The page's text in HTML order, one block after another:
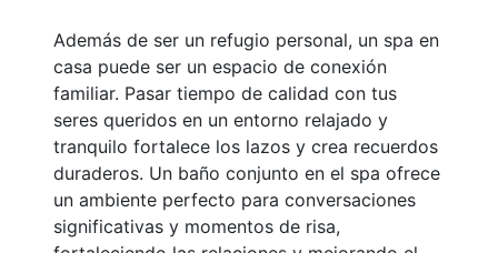
Además de ser un refugio personal, un spa en
casa puede ser un espacio de conexión
familiar. Pasar tiempo de calidad con tus
seres queridos en un entorno relajado y
tranquilo fortalece los lazos y crea recuerdos
duraderos. Un baño conjunto en el spa ofrece
un ambiente perfecto para conversaciones
significativas y momentos de risa,